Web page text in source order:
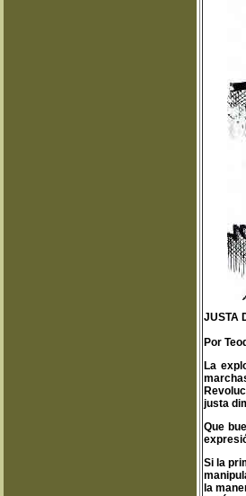
JUSTA
Por
La
justa
Que
Si la
la